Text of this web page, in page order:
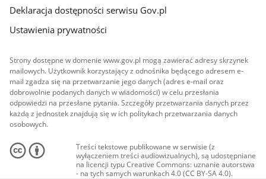
Deklaracja dostępności serwisu Gov.pl
Ustawienia prywatności
Strony dostępne w domenie www.gov.pl mogą zawierać adresy skrzynek
mailowych. Użytkownik korzystający z odnośnika będącego adresem e-
mail zgadza się na przetwarzanie jego danych (adres e-mail oraz
dobrowolnie podanych danych w wiadomości) w celu przesłania
odpowiedzi na przesłane pytania. Szczegóły przetwarzania danych przez
każdą z jednostek znajdują się w ich politykach przetwarzania danych
osobowych.
Treści tekstowe publikowane w serwisie (z
wyłączeniem treści audiowizualnych), są udostępniane
na licencji typu Creative Commons: uznanie autorstwa
- na tych samych warunkach 4.0 (CC BY-SA 4.0).